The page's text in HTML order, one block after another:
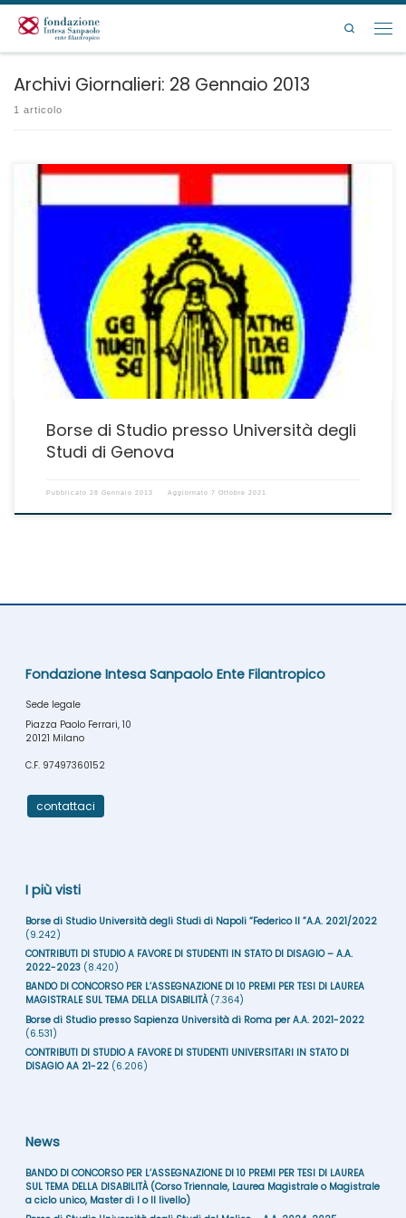
Passa al contenuto
Search
Archivi Giornalieri: 28 Gennaio 2013
1 articolo
La Fondazione Intesa Sanpaolo Onlus ha emesso per l’A.A. 2012/2013 un
bando per l’erogazione, di contributi a favore di studenti universitari
iscritti all’Università degli Studi di Genova che si trovino in condizioni di
svantaggio fisico, psichico, economico, sociale o familiare, nei termini
previsti dal bando in allegato. I contributi possono […]
Borse di Studio presso Università degli
Studi di Genova
Pubblicato 28 Gennaio 2013 Aggiornato 7 Ottobre 2021
Fondazione Intesa Sanpaolo Ente Filantropico
Sede legale
Piazza Paolo Ferrari, 10
20121 Milano
C.F. 97497360152
contattaci
I più visti
Borse di Studio Università degli Studi di Napoli “Federico II ”A.A. 2021/2022
(9.242)
CONTRIBUTI DI STUDIO A FAVORE DI STUDENTI IN STATO DI DISAGIO – A.A.
2022-2023 (8.420)
BANDO DI CONCORSO PER L’ASSEGNAZIONE DI 10 PREMI PER TESI DI LAUREA
MAGISTRALE SUL TEMA DELLA DISABILITÀ (7.364)
Borse di Studio presso Sapienza Università di Roma per A.A. 2021-2022
(6.531)
CONTRIBUTI DI STUDIO A FAVORE DI STUDENTI UNIVERSITARI IN STATO DI
DISAGIO AA 21-22 (6.206)
News
BANDO DI CONCORSO PER L’ASSEGNAZIONE DI 10 PREMI PER TESI DI LAUREA
SUL TEMA DELLA DISABILITÀ (Corso Triennale, Laurea Magistrale o Magistrale
a ciclo unico, Master di I o II livello)